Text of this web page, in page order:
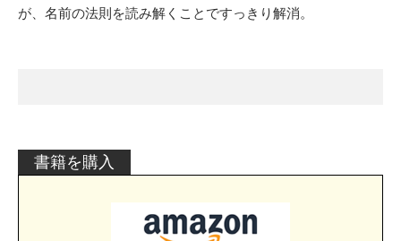
が、名前の法則を読み解くことですっきり解消。
書籍を購入